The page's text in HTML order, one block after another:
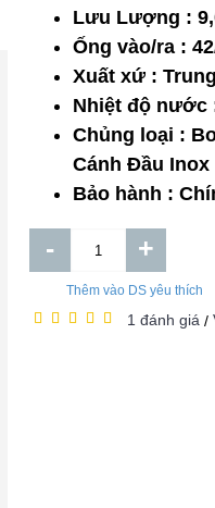
Lưu Lượng :
Ống vào/ra :
Xuất xứ :
Nhiệt độ nước
Chủng loại :
Cánh Đầu Inox
Bảo hành :
- +
Thêm vào DS yêu thích
1 đánh giá /